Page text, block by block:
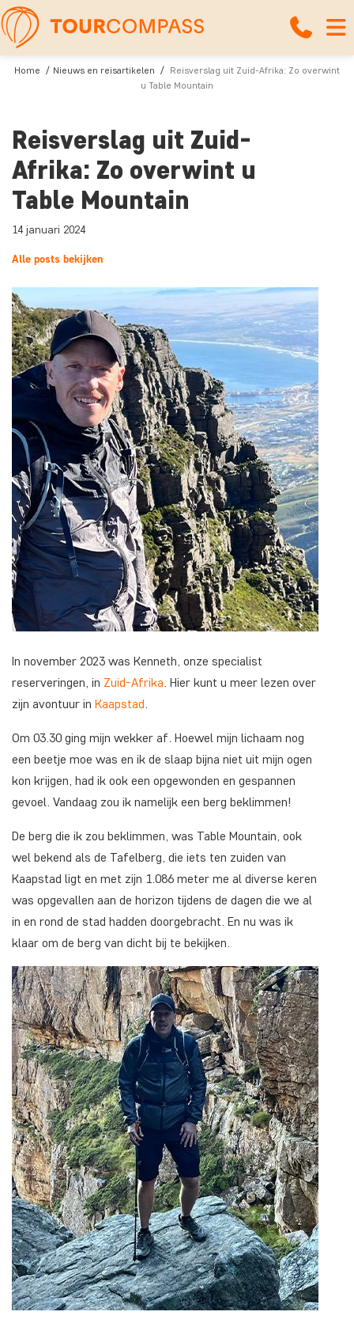
Home Nieuws en reisartikelen
Reisverslag uit Zuid-Afrika: Zo overwint
u Table Mountain
Reisverslag uit Zuid-
Afrika: Zo overwint u
Table Mountain
14 januari 2024
Alle posts bekijken
In november 2023 was Kenneth, onze specialist
reserveringen, in Zuid-Afrika. Hier kunt u meer lezen over
zijn avontuur in Kaapstad.
Om 03.30 ging mijn wekker af. Hoewel mijn lichaam nog
een beetje moe was en ik de slaap bijna niet uit mijn ogen
kon krijgen, had ik ook een opgewonden en gespannen
gevoel. Vandaag zou ik namelijk een berg beklimmen!
De berg die ik zou beklimmen, was Table Mountain, ook
wel bekend als de Tafelberg, die iets ten zuiden van
Kaapstad ligt en met zijn 1.086 meter me al diverse keren
was opgevallen aan de horizon tijdens de dagen die we al
in en rond de stad hadden doorgebracht. En nu was ik
klaar om de berg van dicht bij te bekijken.